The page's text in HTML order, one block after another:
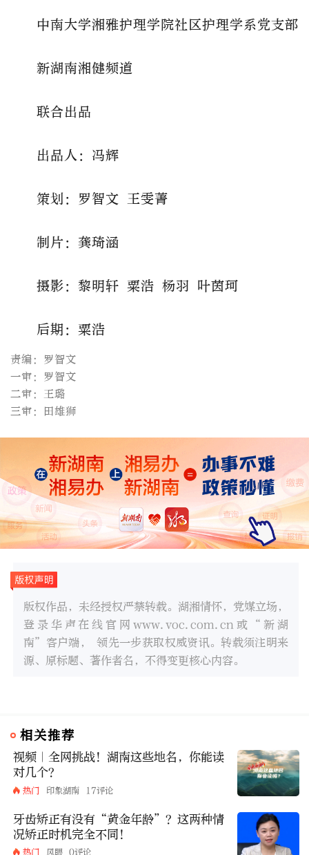
中南大学湘雅护理学院社区护理学系党支部
新湖南湘健频道
联合出品
出品人：冯辉
策划：罗智文 王雯菁
制片：龚琦涵
摄影：黎明轩 粟浩 杨羽 叶茵珂
后期：粟浩
责编：罗智文
一审：罗智文
二审：王璐
三审：田雄狮
版权作品，未经授权严禁转载。湖湘情怀，党媒立场，
登录华声在线官网www.voc.com.cn或“新湖
南”客户端， 领先一步获取权威资讯。转载须注明来
源、原标题、著作者名，不得变更核心内容。
相关推荐
视频｜全网挑战！湖南这些地名，你能读
对几个？
热门 印象湖南 17评论
牙齿矫正有没有“黄金年龄”？这两种情
况矫正时机完全不同！
热门 风眼 0评论